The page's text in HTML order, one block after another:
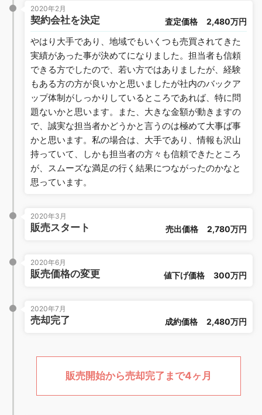
2020年2月
契約会社を決定 査定価格 2,480万円
やはり大手であり、地域でもいくつも売買されてきた
実績があった事が決めてになりました。担当者も信頼
できる方でしたので、若い方ではありましたが、経験
もある方の方が良いかと思いましたが社内のバックア
ップ体制がしっかりしているところであれば、特に問
題ないかと思います。また、大きな金額が動きますの
で、誠実な担当者かどうかと言うのは極めて大事ば事
かと思います。私の場合は、大手であり、情報も沢山
持っていて、しかも担当者の方々も信頼できたところ
が、スムーズな満足の行く結果につながったのかなと
思っています。
2020年3月
販売スタート 売出価格 2,780万円
2020年6月
販売価格の変更 値下げ価格 300万円
2020年7月
売却完了 成約価格 2,480万円
販売開始から売却完了まで4ヶ月